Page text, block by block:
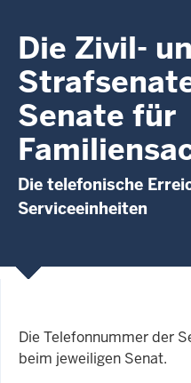
Die Zivil-
Senate für
Die telefonische
Serviceeinheiten
Die Telefonnummer der
beim jeweiligen Senat.